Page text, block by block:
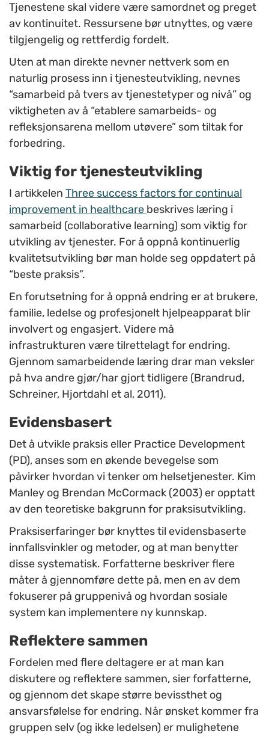
Tjenestene skal videre være samordnet og preget
av kontinuitet. Ressursene bør utnyttes, og være
tilgjengelig og rettferdig fordelt.
Uten at man direkte nevner nettverk som en
naturlig prosess inn i tjenesteutvikling, nevnes
“samarbeid på tvers av tjenestetyper og nivå” og
viktigheten av å “etablere samarbeids- og
refleksjonsarena mellom utøvere” som tiltak for
forbedring.
Viktig for tjenesteutvikling
I artikkelen Three success factors for continual
improvement in healthcare beskrives læring i
samarbeid (collaborative learning) som viktig for
utvikling av tjenester. For å oppnå kontinuerlig
kvalitetsutvikling bør man holde seg oppdatert på
“beste praksis”.
En forutsetning for å oppnå endring er at brukere,
familie, ledelse og profesjonelt hjelpeapparat blir
involvert og engasjert. Videre må
infrastrukturen være tilrettelagt for endring.
Gjennom samarbeidende læring drar man veksler
på hva andre gjør/har gjort tidligere (Brandrud,
Schreiner, Hjortdahl et al, 2011).
Evidensbasert
Det å utvikle praksis eller Practice Development
(PD), anses som en økende bevegelse som
påvirker hvordan vi tenker om helsetjenester. Kim
Manley og Brendan McCormack (2003) er opptatt
av den teoretiske bakgrunn for praksisutvikling.
Praksiserfaringer bør knyttes til evidensbaserte
innfallsvinkler og metoder, og at man benytter
disse systematisk. Forfatterne beskriver flere
måter å gjennomføre dette på, men en av dem
fokuserer på gruppenivå og hvordan sosiale
system kan implementere ny kunnskap.
Reflektere sammen
Fordelen med flere deltagere er at man kan
diskutere og reflektere sammen, sier forfatterne,
og gjennom det skape større bevissthet og
ansvarsfølelse for endring. Når ønsket kommer fra
gruppen selv (og ikke ledelsen) er mulighetene